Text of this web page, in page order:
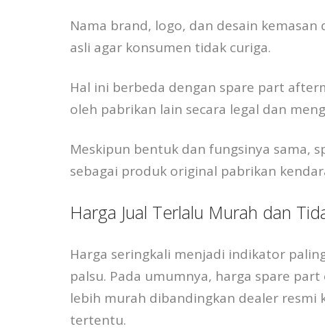
Nama brand, logo, dan desain
asli agar konsumen tidak curiga.
Hal ini berbeda dengan spare part
oleh pabrikan lain secara legal dan
Meskipun bentuk dan fungsinya sama,
sebagai produk original pabrikan
Harga Jual Terlalu Murah dan
Harga seringkali menjadi indikator
palsu. Pada umumnya, harga spare
lebih murah dibandingkan dealer
tertentu.